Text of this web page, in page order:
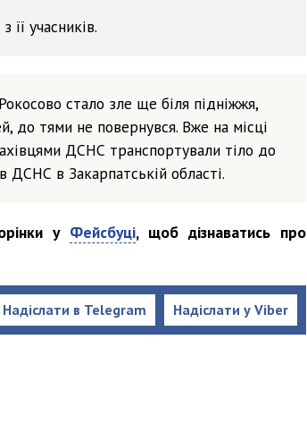
учасників.
стало зле ще біля підніжжя,
до тями не повернувся. Вже на місці
ДСНС транспортували тіло до
ДСНС в Закарпатській області.
у Фейсбуці, щоб дізнаватись про
Надіслати у Viber
Надіслати в Telegram